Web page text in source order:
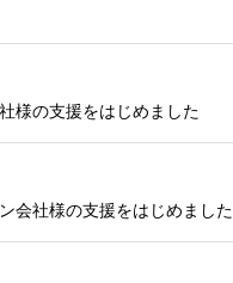
様の支援をはじめました
会社様の支援をはじめました